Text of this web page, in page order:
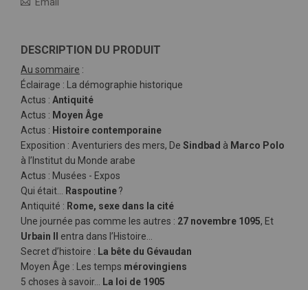
DESCRIPTION DU PRODUIT
Au sommaire :
Éclairage : La démographie historique
Actus : Antiquité
Actus : Moyen Âge
Actus : Histoire contemporaine
Exposition : Aventuriers des mers, De Sindbad à Marco Polo
à l’Institut du Monde arabe
Actus : Musées - Expos
Qui était…
Raspoutine?
Antiquité : Rome, sexe dans la cité
Une journée pas comme les autres : 27 novembre 1095, Et
Urbain II
entra dans l’Histoire…
Secret d’histoire : La bête du Gévaudan
Moyen Âge : Les temps mérovingiens
5 choses à savoir…
La loi de 1905